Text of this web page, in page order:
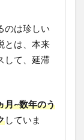
のは珍しい
とは、本来
して、延滞
月~数年のう
していま